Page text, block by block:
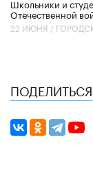
Школьники и
Отечественной
22 ИЮНЯ /
ПОДЕЛИТЬСЯ